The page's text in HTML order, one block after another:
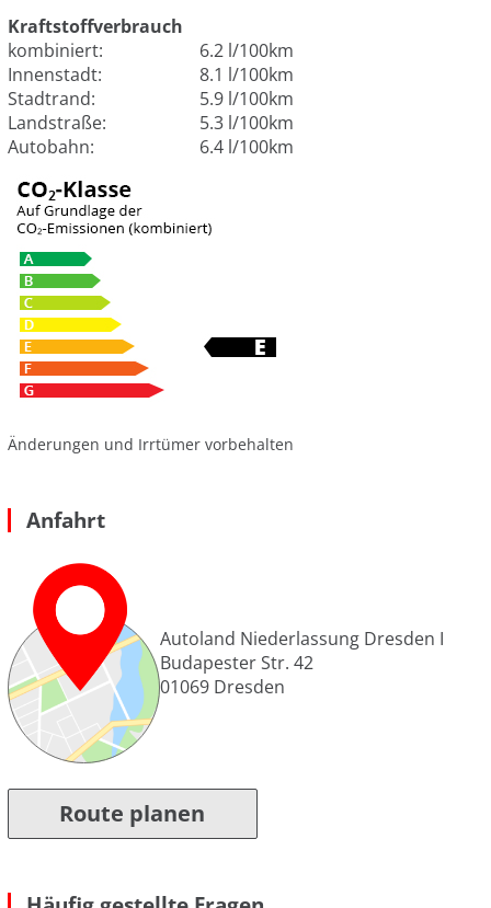
Kraftstoffverbrauch
kombiniert:
6.2 l/100km
Innenstadt:
8.1 l/100km
Stadtrand:
5.9 l/100km
Landstraße:
5.3 l/100km
Autobahn:
6.4 l/100km
Änderungen und Irrtümer vorbehalten
Anfahrt
Autoland Niederlassung Dresden I
Budapester Str. 42
01069 Dresden
Route planen